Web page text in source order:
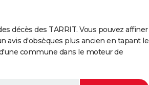
décès des TARRIT. Vous pouvez affiner
avis d'obsèques plus ancien en tapant le
commune dans le moteur de